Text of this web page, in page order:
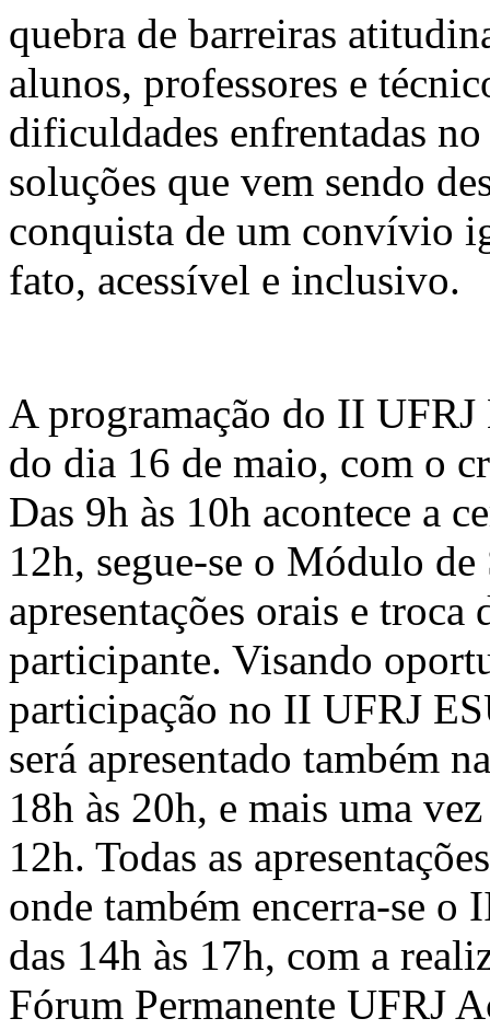
quebra de barreiras
alunos, professores e
dificuldades enfrentadas
soluções que vem sendo
conquista de um convívio
fato, acessível e inclusivo.
A programação do II
do dia 16 de maio, com o
Das 9h às 10h acontece a
12h, segue-se o Módulo
apresentações orais e
participante. Visando
participação no II UFRJ
será apresentado também
18h às 20h, e mais uma
12h. Todas as
onde também encerra-se
das 14h às 17h, com a
Fórum Permanente UFRJ